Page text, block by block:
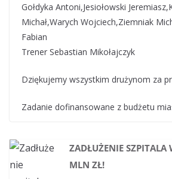
Gołdyka Antoni,Jesiołowski
Michał,Warych Wojciech,Ziemniak
Fabian
Trener Sebastian Mikołajczyk
Dziękujemy wszystkim drużynom za
Zadanie dofinansowane z budżetu
ZADŁUŻENIE SZPITALA
MLN ZŁ!